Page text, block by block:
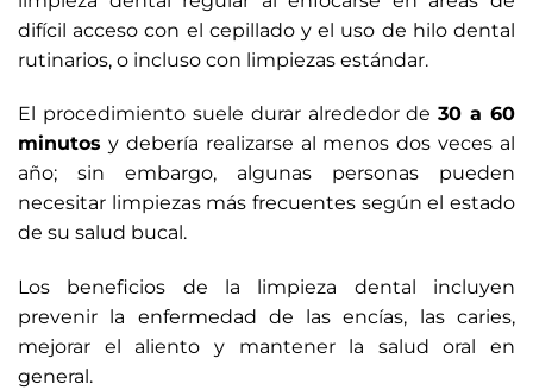
difícil acceso con el cepillado y el uso de hilo dental
rutinarios, o incluso con limpiezas estándar.
El procedimiento suele durar alrededor de30 a 60
minutos y debería realizarse al menos dos veces al
año; sin embargo, algunas personas pueden
necesitar limpiezas más frecuentes según el estado
de su salud bucal.
Los beneficios de la limpieza dental incluyen
prevenir la enfermedad de las encías, las caries,
mejorar el aliento y mantener la salud oral en
general.